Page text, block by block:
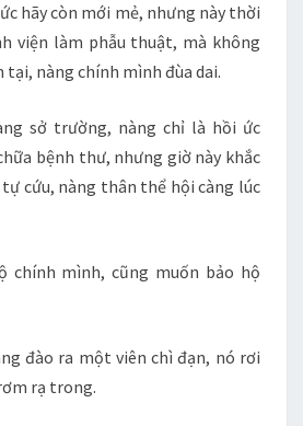
hãy còn mới mẻ, nhưng này thời
viện làm phẫu thuật, mà không
nàng chính mình đùa dai.
sở trường, nàng chỉ là hồi ức
bệnh thư, nhưng giờ này khắc
cứu, nàng thân thể hội càng lúc
chính mình, cũng muốn bảo hộ
đào ra một viên chì đạn, nó rơi
rạ trong.